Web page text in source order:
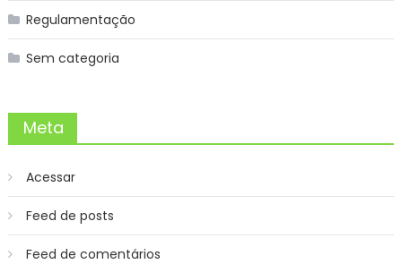
Regulamentação
Sem categoria
Meta
Acessar
Feed de posts
Feed de comentários